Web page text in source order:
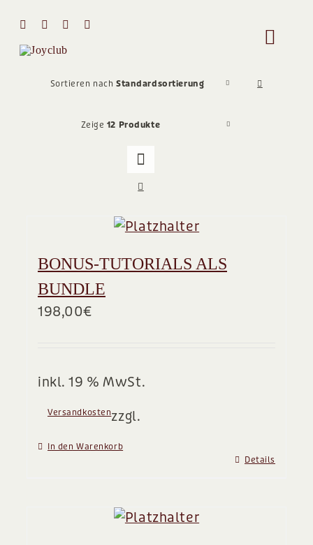
springen
Toggle
HOME
Sortieren nachStandardsortierung
Zeige 12 Produkte
BONUS-TUTORIALS ALS
BUNDLE
198,00€
inkl. 19 % MwSt.
zzgl.
Versandkosten
In den Warenkorb
Details